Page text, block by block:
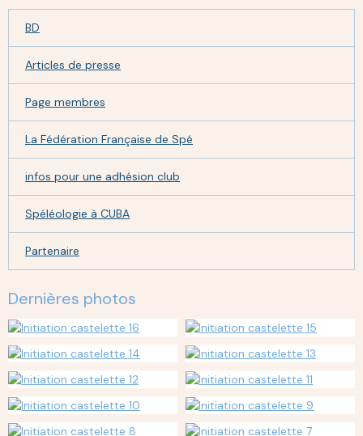
BD
Articles de presse
Page membres
La Fédération Française de Spé
infos pour une adhésion club
Spéléologie à CUBA
Partenaire
Dernières photos